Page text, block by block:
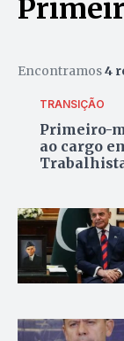
Encontramos4
TRANSIÇÃO
Primeiro-
ao cargo